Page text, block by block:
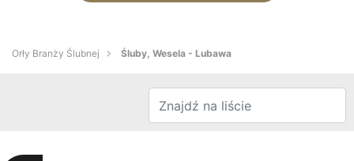
Orły Branży Ślubnej Śluby, Wesela - Lubawa